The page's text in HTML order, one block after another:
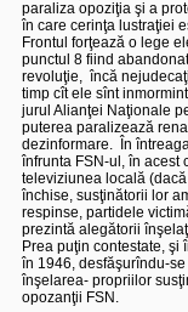
paraliza opoziţia şi a
în care cerinţa lustraţiei
Frontul forţează o lege
punctul 8 fiind
revoluţie, încă
timp cît ele sînt
jurul Alianţei Naţionale
puterea paralizează
dezinformare.
În
înfrunta FSN-ul, în acest
televiziunea locală
închise, susţinătorii lor
respinse, partidele
prezintă alegătorii
Prea puţin contestate,
în 1946, desfăşurîndu-
înşelarea- propriilor
opozanţii FSN.